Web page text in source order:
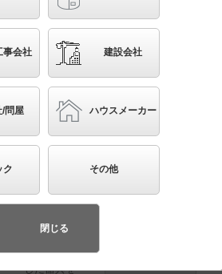
LED（昼白色）以外を使用
条件を選び直す
◀ 1/47▼ ▶
各種データ
チェック
した器具を
事会社 建設会社
/問屋 ハウスメーカー
ク その他
閉じる